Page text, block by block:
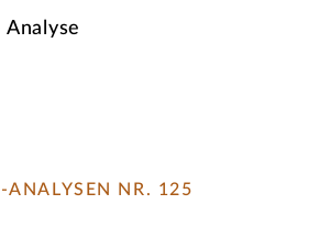
ANALYSEN NR. 125